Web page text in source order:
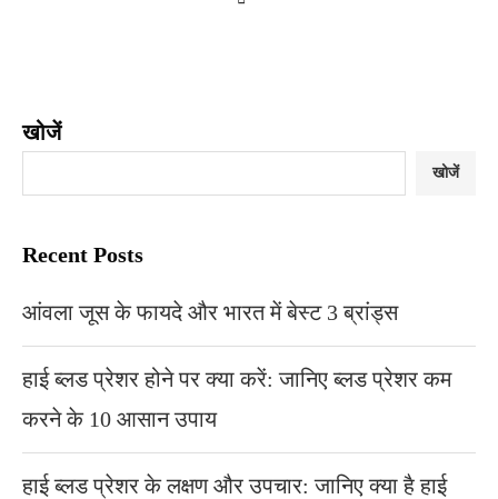
खोजें
खोजें
Recent Posts
आंवला जूस के फायदे और भारत में बेस्ट 3 ब्रांड्स
हाई ब्लड प्रेशर होने पर क्या करें: जानिए ब्लड प्रेशर कम
करने के 10 आसान उपाय
हाई ब्लड प्रेशर के लक्षण और उपचार: जानिए क्या है हाई